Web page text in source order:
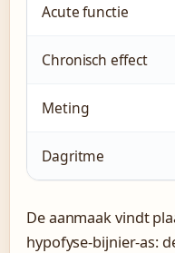
Acute functie
Chronisch effect
Meting
Dagritme
De aanmaak vindt
hypofyse-bijnier-as: